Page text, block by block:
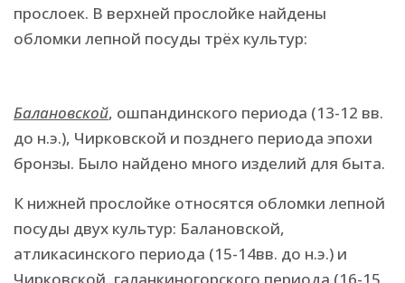
прослоек. В верхней прослойке найдены
обломки лепной посуды трёх культур:
Балановской, ошпандинского периода (13-12 вв.
до н.э.), Чирковской и позднего периода эпохи
бронзы. Было найдено много изделий для быта.
К нижней прослойке относятся обломки лепной
посуды двух культур: Балановской,
атликасинского периода (15-14вв. до н.э.) и